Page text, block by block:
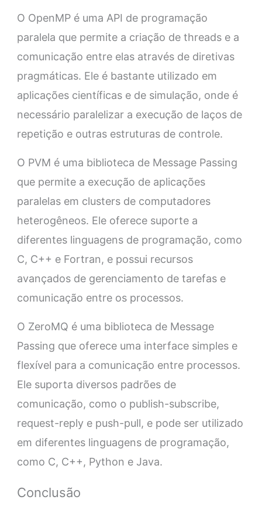
O OpenMP é uma API de programação
paralela que permite a criação de threads e a
comunicação entre elas através de diretivas
pragmáticas. Ele é bastante utilizado em
aplicações científicas e de simulação, onde é
necessário paralelizar a execução de laços de
repetição e outras estruturas de controle.
O PVM é uma biblioteca de Message Passing
que permite a execução de aplicações
paralelas em clusters de computadores
heterogêneos. Ele oferece suporte a
diferentes linguagens de programação, como
C, C++ e Fortran, e possui recursos
avançados de gerenciamento de tarefas e
comunicação entre os processos.
O ZeroMQ é uma biblioteca de Message
Passing que oferece uma interface simples e
flexível para a comunicação entre processos.
Ele suporta diversos padrões de
comunicação, como o publish-subscribe,
request-reply e push-pull, e pode ser utilizado
em diferentes linguagens de programação,
como C, C++, Python e Java.
Conclusão